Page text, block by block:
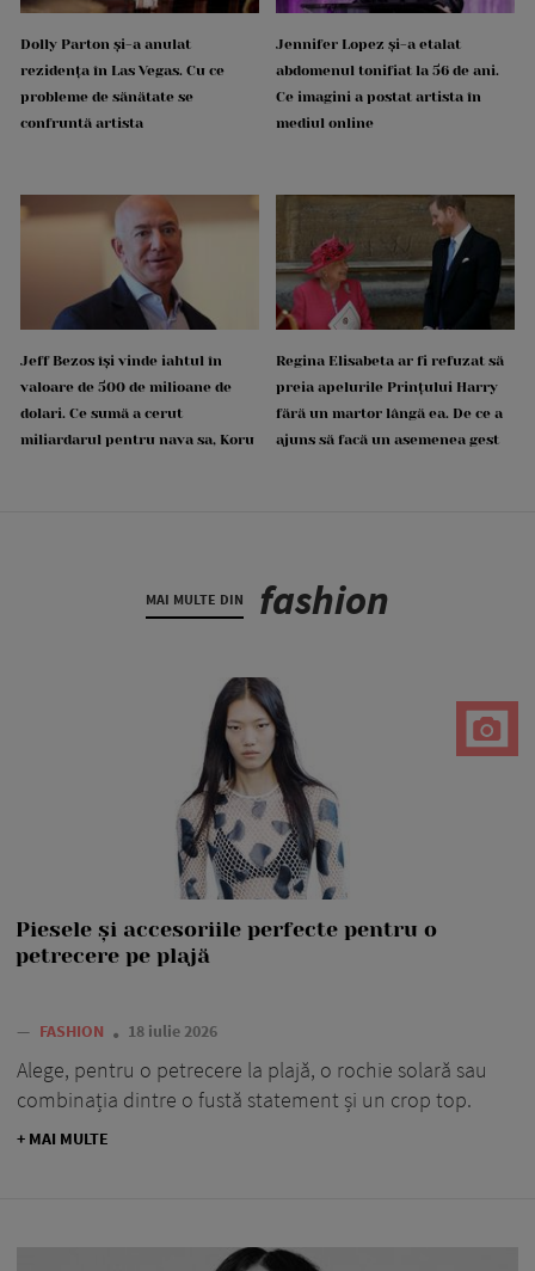
Dolly Parton și-a anulat
rezidența în Las Vegas. Cu ce
probleme de sănătate se
confruntă artista
Jennifer Lopez și-a etalat
abdomenul tonifiat la 56 de ani.
Ce imagini a postat artista în
mediul online
Jeff Bezos își vinde iahtul în
valoare de 500 de milioane de
dolari. Ce sumă a cerut
miliardarul pentru nava sa, Koru
Regina Elisabeta ar fi refuzat să
preia apelurile Prințului Harry
fără un martor lângă ea. De ce a
ajuns să facă un asemenea gest
MAI MULTE DIN fashion
Piesele și accesoriile perfecte pentru o
petrecere pe plajă
— FASHION 18 iulie 2026
Alege, pentru o petrecere la plajă, o rochie solară sau
combinația dintre o fustă statement și un crop top.
+ MAI MULTE